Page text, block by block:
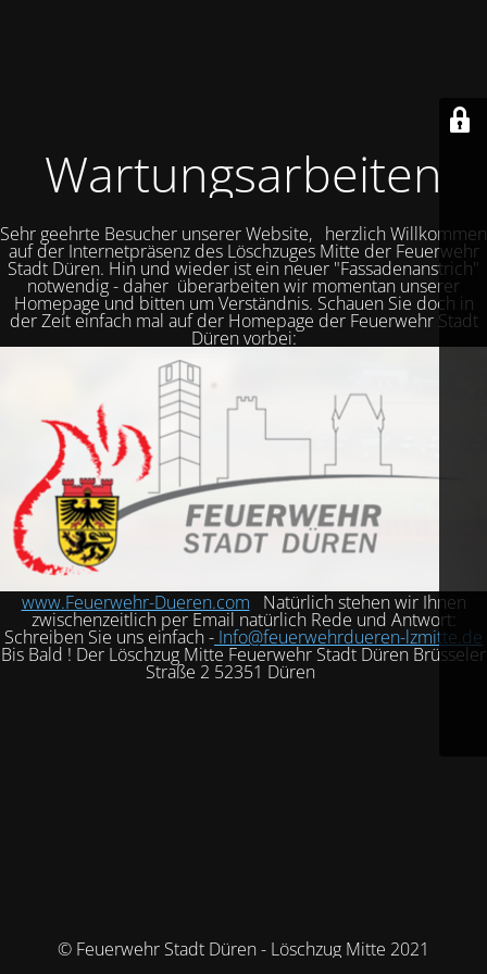
Wartungsarbeiten
Sehr geehrte Besucher unserer Website, herzlich Willkommen
auf der Internetpräsenz des Löschzuges Mitte der Feuerwehr
Stadt Düren. Hin und wieder ist ein neuer "Fassadenanstrich"
notwendig - daher überarbeiten wir momentan unserer
Homepage und bitten um Verständnis. Schauen Sie doch in
der Zeit einfach mal auf der Homepage der Feuerwehr Stadt
Düren vorbei:
www.Feuerwehr-Dueren.com Natürlich stehen wir Ihnen
zwischenzeitlich per Email natürlich Rede und Antwort:
Schreiben Sie uns einfach - Info@feuerwehrdueren-lzmitte.de
Bis Bald ! Der Löschzug Mitte Feuerwehr Stadt Düren Brüsseler
Straße 2 52351 Düren
© Feuerwehr Stadt Düren - Löschzug Mitte 2021